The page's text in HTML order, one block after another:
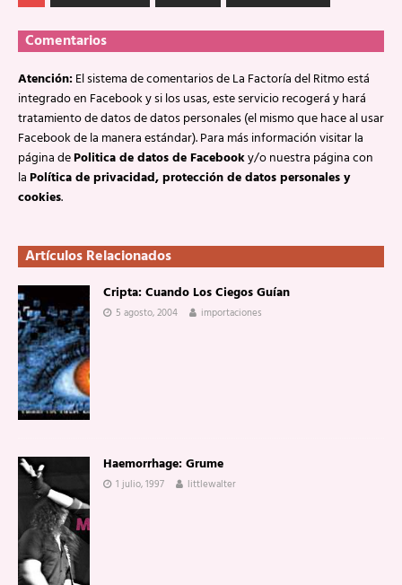
Comentarios
Atención:El sistema de comentarios de La Factoría del Ritmo está
integrado en Facebook y si los usas, este servicio recogerá y hará
tratamiento de datos de datos personales (el mismo que hace al usar
Facebook de la manera estándar). Para más información visitar la
página dePolitica de datos de Facebooky/o nuestra página con
laPolítica de privacidad, protección de datos personales y
cookies.
Artículos Relacionados
Cripta: Cuando Los Ciegos Guían
5 agosto, 2004 importaciones
Haemorrhage: Grume
1 julio, 1997 littlewalter